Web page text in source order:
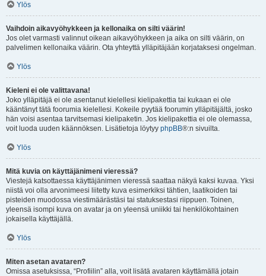
Ylös
Vaihdoin aikavyöhykkeen ja kellonaika on silti väärin!
Jos olet varmasti valinnut oikean aikavyöhykkeen ja aika on silti väärin, on
palvelimen kellonaika väärin. Ota yhteyttä ylläpitäjään korjataksesi ongelman.
Ylös
Kieleni ei ole valittavana!
Joko ylläpitäjä ei ole asentanut kielellesi kielipakettia tai kukaan ei ole
kääntänyt tätä foorumia kielellesi. Kokeile pyytää foorumin ylläpitäjältä, josko
hän voisi asentaa tarvitsemasi kielipaketin. Jos kielipakettia ei ole olemassa,
voit luoda uuden käännöksen. Lisätietoja löytyy phpBB®:n sivuilta.
Ylös
Mitä kuvia on käyttäjänimeni vieressä?
Viestejä katsottaessa käyttäjänimen vieressä saattaa näkyä kaksi kuvaa. Yksi
niistä voi olla arvonimeesi liitetty kuva esimerkiksi tähtien, laatikoiden tai
pisteiden muodossa viestimäärästäsi tai statuksestasi riippuen. Toinen,
yleensä isompi kuva on avatar ja on yleensä uniikki tai henkilökohtainen
jokaisella käyttäjällä.
Ylös
Miten asetan avataren?
Omissa asetuksissa, “Profiilin” alla, voit lisätä avataren käyttämällä jotain